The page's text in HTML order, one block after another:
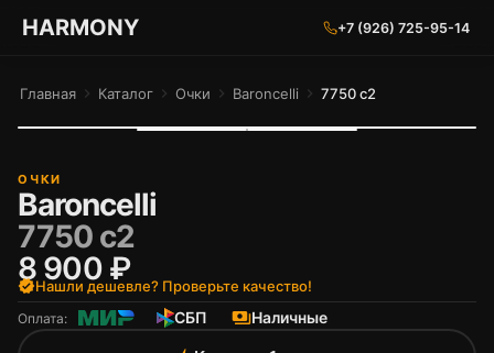
ГАРМОНИЯ ГЛАЗ
HARMONY +7 (926) 725-95-14
Главная chevron_right Каталог chevron_right Очки chevron_right Baroncelli chevron_right 7750 c2
ОЧКИ
Baroncelli
7750 c2
8 900 ₽
verifiedНашли дешевле? Проверьте качество!
Оплата: СБП paymentsНаличные